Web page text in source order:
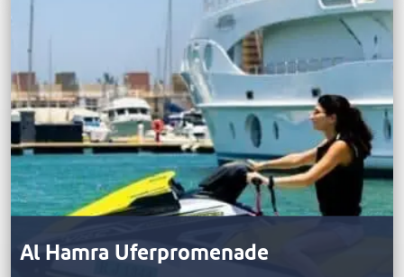
Al Hamra Uferpromenade